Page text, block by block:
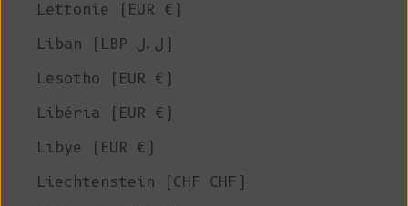
Lettonie (EUR €)
Liban (LBP ل.ل)
Lesotho (EUR €)
Libéria (EUR €)
Libye (EUR €)
Liechtenstein (CHF CHF)